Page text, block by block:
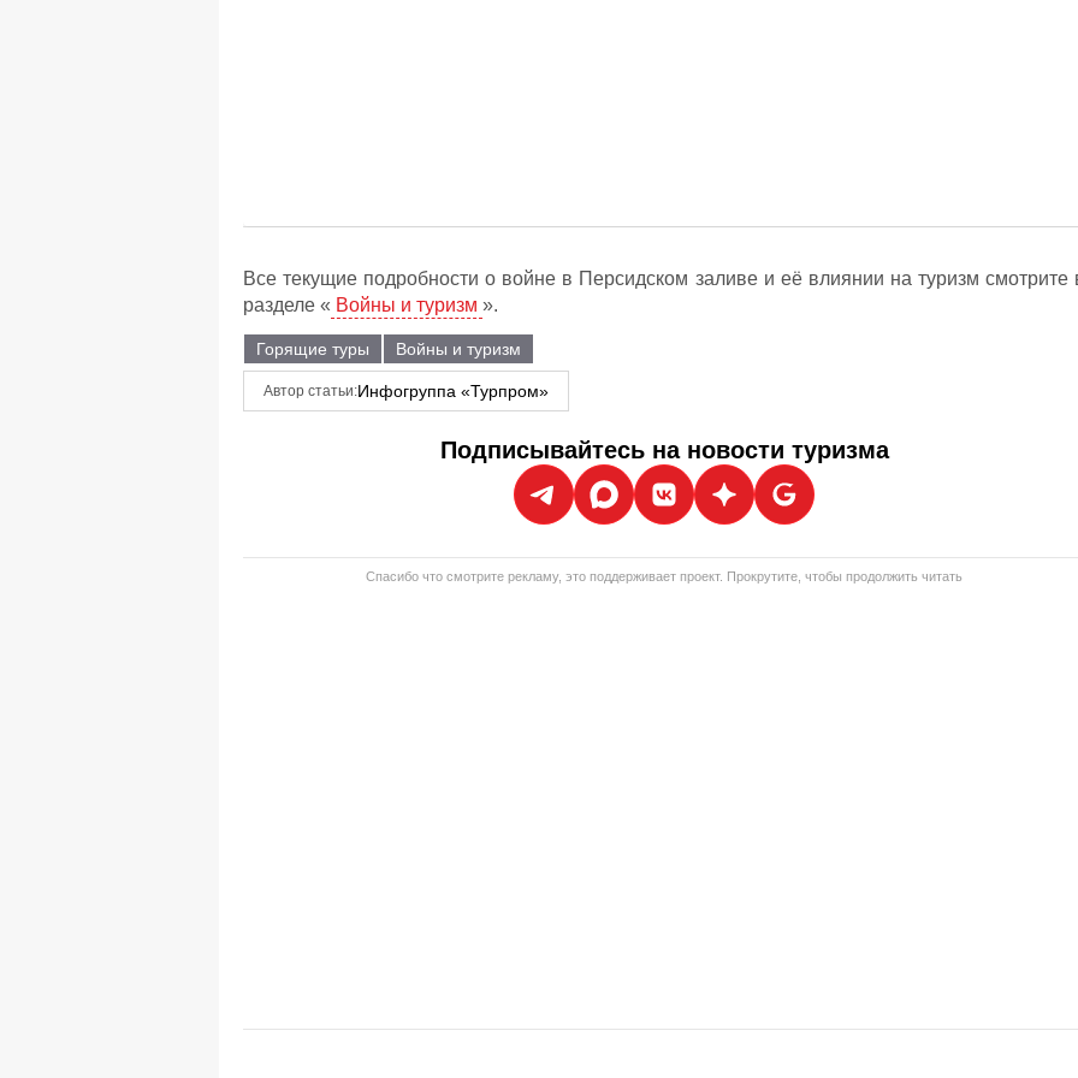
Все текущие подробности о войне в Персидском заливе и её влиянии на туризм смотрите
разделе « Войны и туризм ».
Горящие туры Войны и туризм
Автор статьи:Инфогруппа «Турпром»
Подписывайтесь на новости туризма
Спасибо что смотрите рекламу, это поддерживает проект. Прокрутите, чтобы продолжить читать